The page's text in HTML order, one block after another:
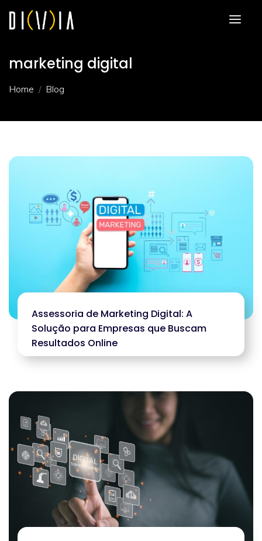
marketing digital
Home Blog
Assessoria de Marketing Digital: A
Solução para Empresas que Buscam
Resultados Online